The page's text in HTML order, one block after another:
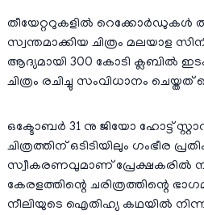
തീയേറ്ററുകളിൽ റെക്കോർഡുകൾ
സ്വന്തമാക്കിയ ചിത്രം മലയാള
ആദ്യമായി 300 കോടി ക്ലബിൽ ഇടം
ചിത്രം രചിച്ചു സംവിധാനം
ഒക്ടോബർ 31 നു ജിയോ ഹോട്ട്
ചിത്രത്തിന് ഒടിടിയിലും ഗംഭീര
സ്വീകരണവുമാണ് പ്രേക്ഷകരിൽ
കേരളത്തിന്റെ ചരിത്രത്തിന്റെ
നീലിയുടെ ഐതിഹ്യ കഥയിൽ